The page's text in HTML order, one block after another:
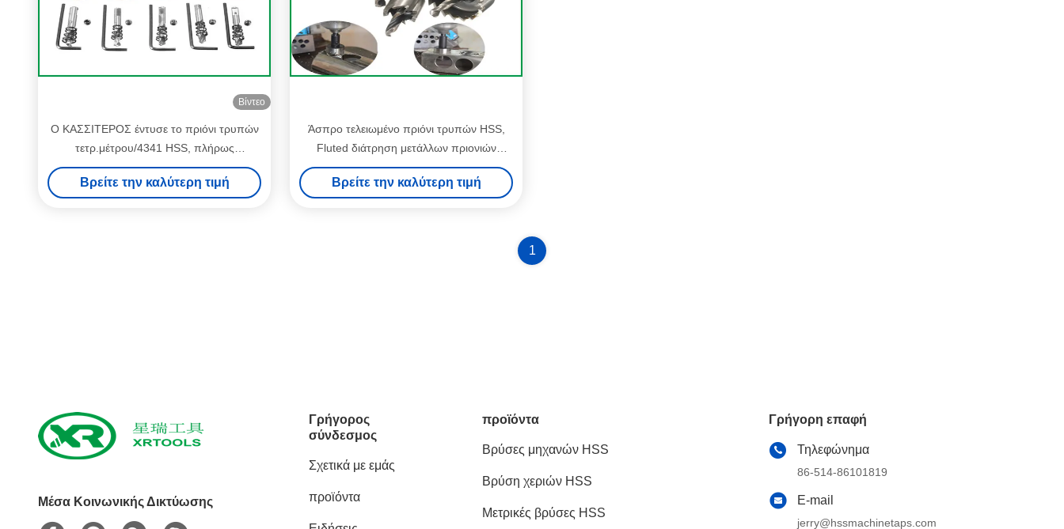
Βίντεο
Ο ΚΑΣΣΙΤΕΡΟΣ έντυσε το πριόνι τρυπών
τετρ.μέτρου/4341 HSS, πλήρως
αλεσμένος κόπτης πριονιών τρυπών
κομματιών τρυπανιών πυρήνων
Βρείτε την καλύτερη τιμή
Άσπρο τελειωμένο πριόνι τρυπών HSS,
Fluted διάτρηση μετάλλων πριονιών
τρυπών μετάλλων δοντιών
Βρείτε την καλύτερη τιμή
1
Μέσα Κοινωνικής Δικτύωσης
Γρήγορος
σύνδεσμος
Σχετικά με εμάς
προϊόντα
προϊόντα
Βρύσες μηχανών HSS
Βρύση χεριών HSS
Μετρικές βρύσες HSS
Γρήγορη επαφή
Τηλεφώνημα
86-514-86101819
E-mail
jerry@hssmachinetaps.com